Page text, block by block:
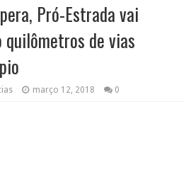
Pró-Estrada vai
de vias
março 12, 2018 0